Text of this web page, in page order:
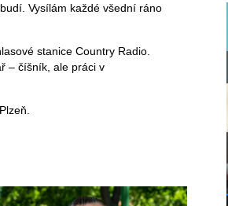
Vysílám každé všední ráno
stanice Country Radio.
– číšník, ale práci v